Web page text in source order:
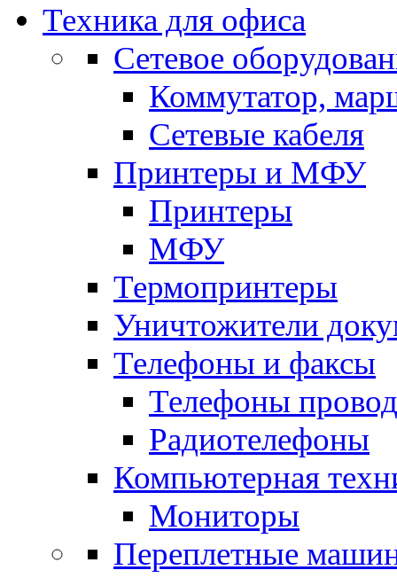
Техника для офиса
Сетевое
Коммутатор,
Сетевые кабеля
Принтеры и МФУ
Принтеры
МФУ
Термопринтеры
Уничтожители
Телефоны и факсы
Телефоны
Радиотелефоны
Компьютерная
Мониторы
Переплетные